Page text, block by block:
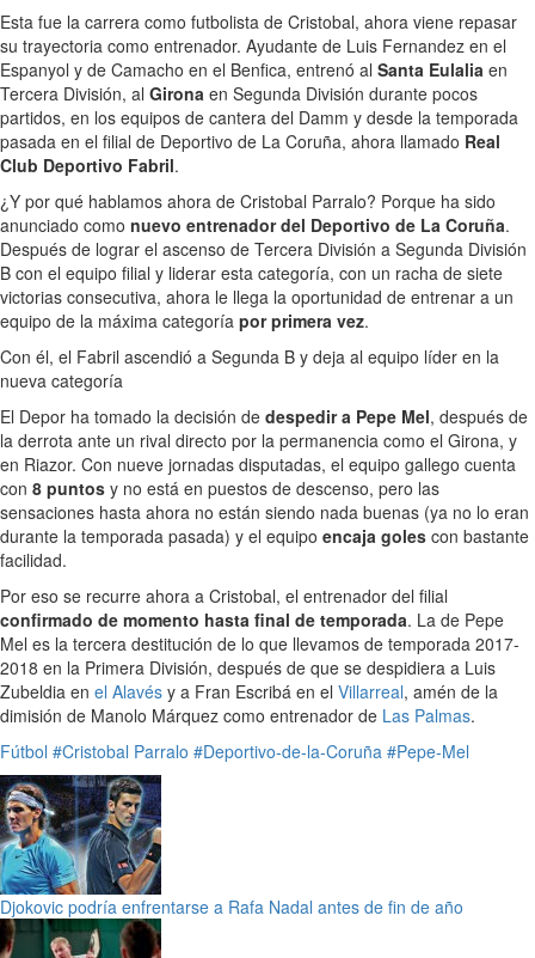
Esta fue la carrera como futbolista de Cristobal, ahora viene repasar
su trayectoria como entrenador. Ayudante de Luis Fernandez en el
Espanyol y de Camacho en el Benfica, entrenó al Santa Eulalia en
Tercera División, al Girona en Segunda División durante pocos
partidos, en los equipos de cantera del Damm y desde la temporada
pasada en el filial de Deportivo de La Coruña, ahora llamado Real
Club Deportivo Fabril.
¿Y por qué hablamos ahora de Cristobal Parralo? Porque ha sido
anunciado como nuevo entrenador del Deportivo de La Coruña.
Después de lograr el ascenso de Tercera División a Segunda División
B con el equipo filial y liderar esta categoría, con un racha de siete
victorias consecutiva, ahora le llega la oportunidad de entrenar a un
equipo de la máxima categoría por primera vez.
Con él, el Fabril ascendió a Segunda B y deja al equipo líder en la
nueva categoría
El Depor ha tomado la decisión de despedir a Pepe Mel, después de
la derrota ante un rival directo por la permanencia como el Girona, y
en Riazor. Con nueve jornadas disputadas, el equipo gallego cuenta
con 8 puntos y no está en puestos de descenso, pero las
sensaciones hasta ahora no están siendo nada buenas (ya no lo eran
durante la temporada pasada) y el equipo encaja goles con bastante
facilidad.
Por eso se recurre ahora a Cristobal, el entrenador del filial
confirmado de momento hasta final de temporada. La de Pepe
Mel es la tercera destitución de lo que llevamos de temporada 2017-
2018 en la Primera División, después de que se despidiera a Luis
Zubeldia en el Alavés y a Fran Escribá en el Villarreal, amén de la
dimisión de Manolo Márquez como entrenador de Las Palmas.
Fútbol #Cristobal Parralo #Deportivo-de-la-Coruña #Pepe-Mel
Djokovic podría enfrentarse a Rafa Nadal antes de fin de año